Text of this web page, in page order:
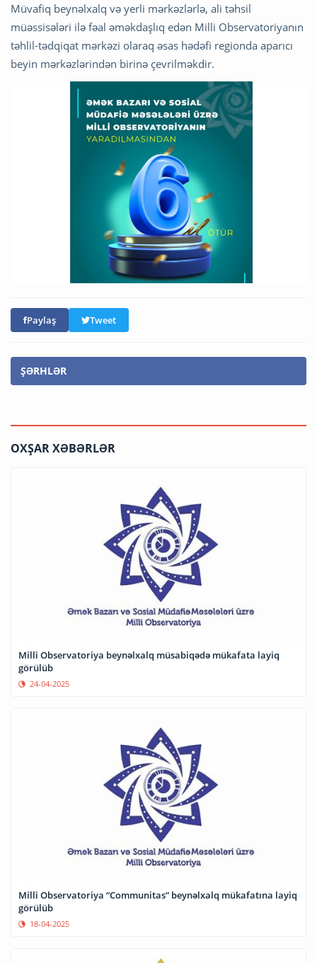
Müvafiq beynəlxalq və yerli mərkəzlərlə, ali təhsil
müəssisələri ilə fəal əməkdaşlıq edən Milli Observatoriyanın
təhlil-tədqiqat mərkəzi olaraq əsas hədəfi regionda aparıcı
beyin mərkəzlərindən birinə çevrilməkdir.
Paylaş Tweet
ŞƏRHLƏR
OXŞAR XƏBƏRLƏR
Milli Observatoriya beynəlxalq müsabiqədə mükafata layiq
görülüb
24-04-2025
Milli Observatoriya “Communitas” beynəlxalq mükafatına layiq
görülüb
18-04-2025